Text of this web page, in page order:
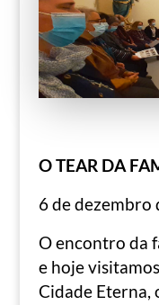
O TEAR DA
6 de dezembro
O encontro da
e hoje
Cidade Eterna,